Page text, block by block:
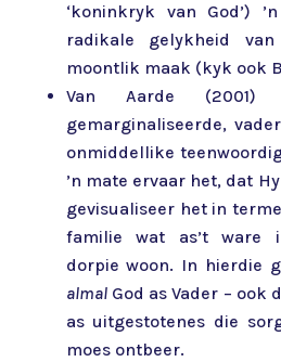
‘koninkryk van God’)
radikale gelykheid
moontlik maak (kyk ook
Van Aarde
gemarginaliseerde,
onmiddellike
’n mate ervaar het, dat
gevisualiseer het in
familie wat as’t ware
dorpie woon. In hierdie
almal God as Vader – ook
as uitgestotenes die
moes ontbeer.